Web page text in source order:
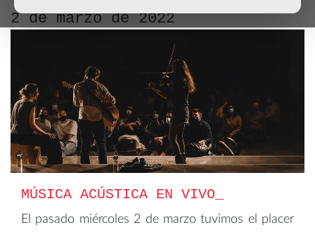
2 de marzo de 2022
MÚSICA ACÚSTICA EN VIVO
El pasado miércoles 2 de marzo tuvimos el placer